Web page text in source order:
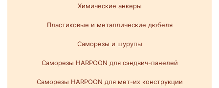
Химические анкеры
Пластиковые и металлические дюбеля
Саморезы и шурупы
Саморезы HARPOON для сэндвич-панелей
Саморезы HARPOON для мет-их конструкции